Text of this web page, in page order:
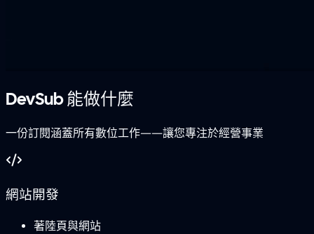
DevSub能做什麼
一份訂閱涵蓋所有數位工作——讓您專注於經營事業
網站開發
著陸頁與網站